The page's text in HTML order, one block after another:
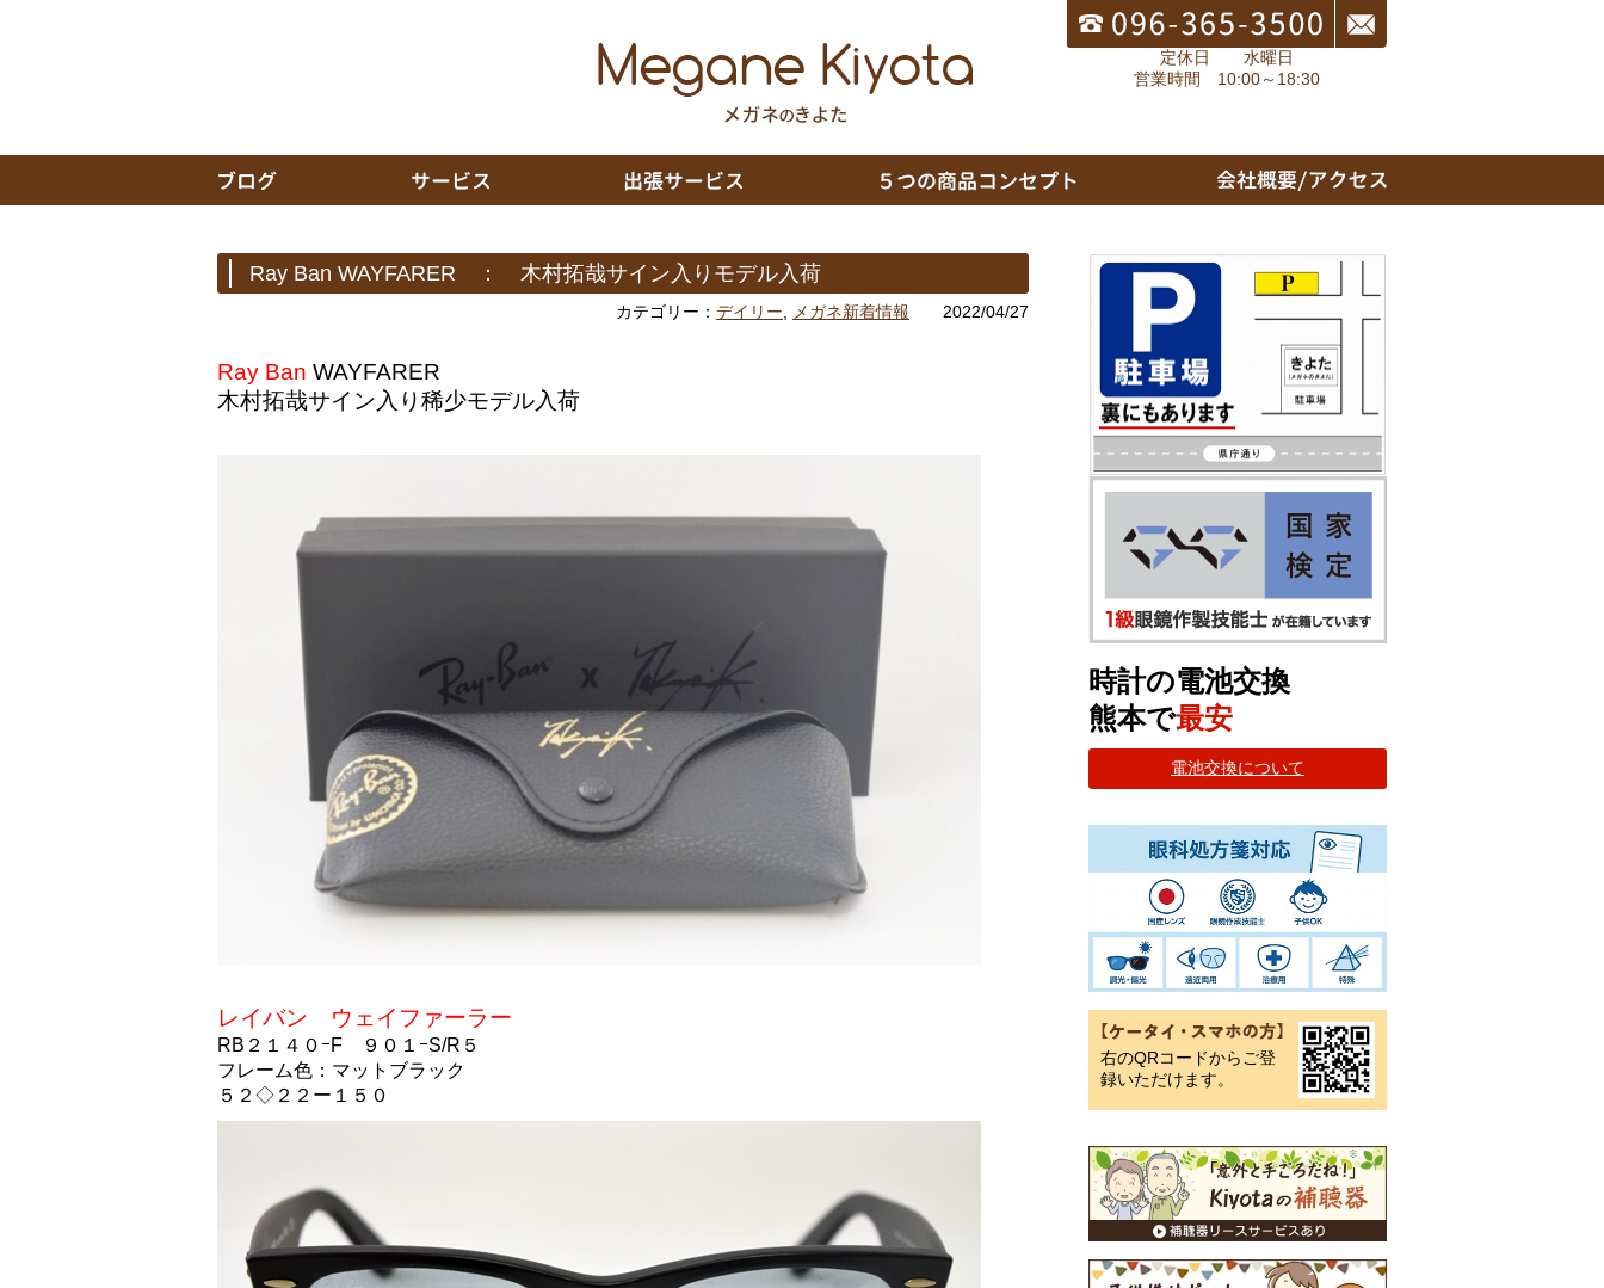
定休日 水曜日
営業時間 10:00～18:30
Ray Ban WAYFARER ： 木村拓哉サイン入りモデル入荷
カテゴリー： デイリー メガネ新着情報 2022/04/27
Ray Ban WAYFARER
木村拓哉サイン入り稀少モデル入荷
レイバン ウェイファーラー
RB２１４０ｰF ９０１ｰS/R５
フレーム色：マットブラック
５２◇２２ー１５０
時計の電池交換
熊本で最安
電池交換について
右のQRコードからご登
録いただけます。